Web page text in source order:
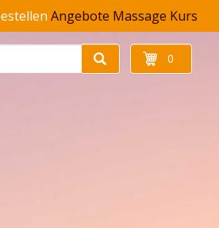
Angebote Massage Kurs
0